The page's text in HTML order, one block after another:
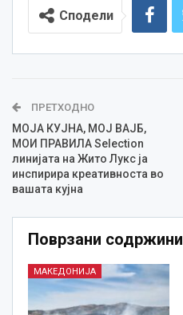
Сподели
ПРЕТХОДНО
МОЈА КУЈНА, МОЈ ВАЈБ,
МОИ ПРАВИЛА Selection
линијата на Жито Лукс ја
инспирира креативноста во
вашата кујна
Поврзани содржини
МАКЕДОНИЈА